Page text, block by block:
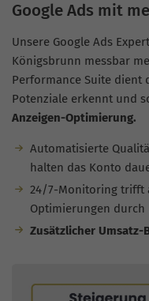
Google Ads mit
Unsere Google Ads
Königsbrunn messbar
Performance Suite dient
Potenziale erkennt und
Anzeigen-Optimierung.
Automatisierte
halten das Konto
24/7-Monitoring trifft
Optimierungen durch
Zusätzlicher Umsatz-